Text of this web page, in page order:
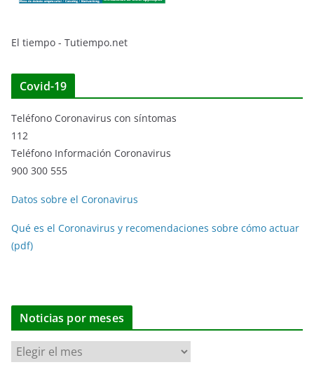
El tiempo - Tutiempo.net
Covid-19
Teléfono Coronavirus con síntomas
112
Teléfono Información Coronavirus
900 300 555
Datos sobre el Coronavirus
Qué es el Coronavirus y recomendaciones sobre cómo actuar
(pdf)
Noticias por meses
N